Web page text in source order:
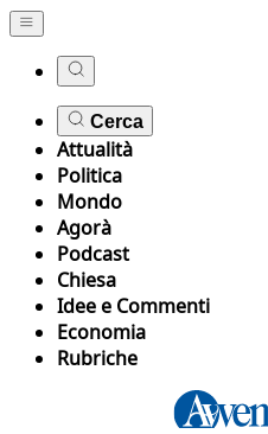
Cerca
Attualità
Politica
Mondo
Agorà
Podcast
Chiesa
Idee e Commenti
Economia
Rubriche